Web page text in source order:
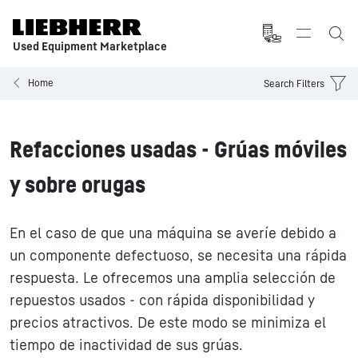
Used Equipment Marketplace
Home Search Filters
Refacciones usadas - Grúas móviles
y sobre orugas
En el caso de que una máquina se averíe debido a
un componente defectuoso, se necesita una rápida
respuesta. Le ofrecemos una amplia selección de
repuestos usados - con rápida disponibilidad y
precios atractivos. De este modo se minimiza el
tiempo de inactividad de sus grúas.